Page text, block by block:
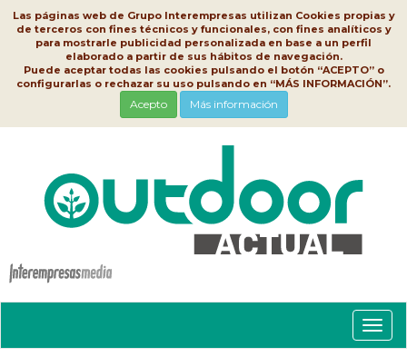
Las páginas web de Grupo Interempresas utilizan Cookies propias y
de terceros con fines técnicos y funcionales, con fines analíticos y
para mostrarle publicidad personalizada en base a un perfil
elaborado a partir de sus hábitos de navegación.
Puede aceptar todas las cookies pulsando el botón “ACEPTO” o
configurarlas o rechazar su uso pulsando en “MÁS INFORMACIÓN”.
Acepto Más información